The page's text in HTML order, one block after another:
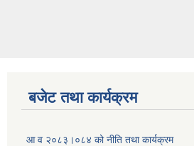
बजेट तथा कार्यक्रम
आ व २०८३।०८४ को नीति तथा कार्यक्रम